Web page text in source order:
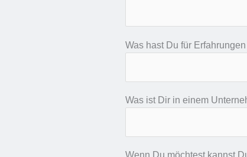
Was hast Du für
Was ist Dir in einem
Wenn Du möchtest kannst